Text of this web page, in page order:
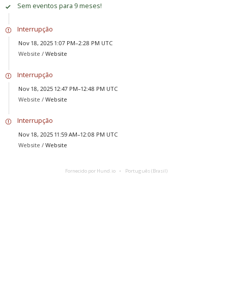
Sem eventos para 9 meses!
Interrupção
Nov 18, 2025 1:07 PM–2:28 PM UTC
Website / Website
Interrupção
Nov 18, 2025 12:47 PM–12:48 PM UTC
Website / Website
Interrupção
Nov 18, 2025 11:59 AM–12:08 PM UTC
Website / Website
Fornecido por Hund.io Português (Brasil)